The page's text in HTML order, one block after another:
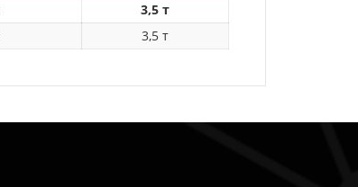
3,5 т
3,5 т